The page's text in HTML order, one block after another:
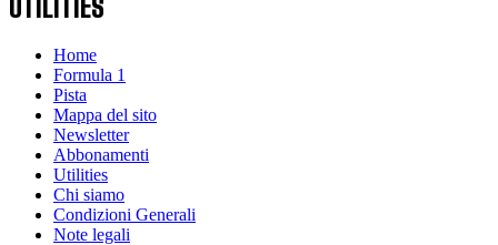
UTILITIES
Home
Formula 1
Pista
Mappa del sito
Newsletter
Abbonamenti
Utilities
Chi siamo
Condizioni Generali
Note legali